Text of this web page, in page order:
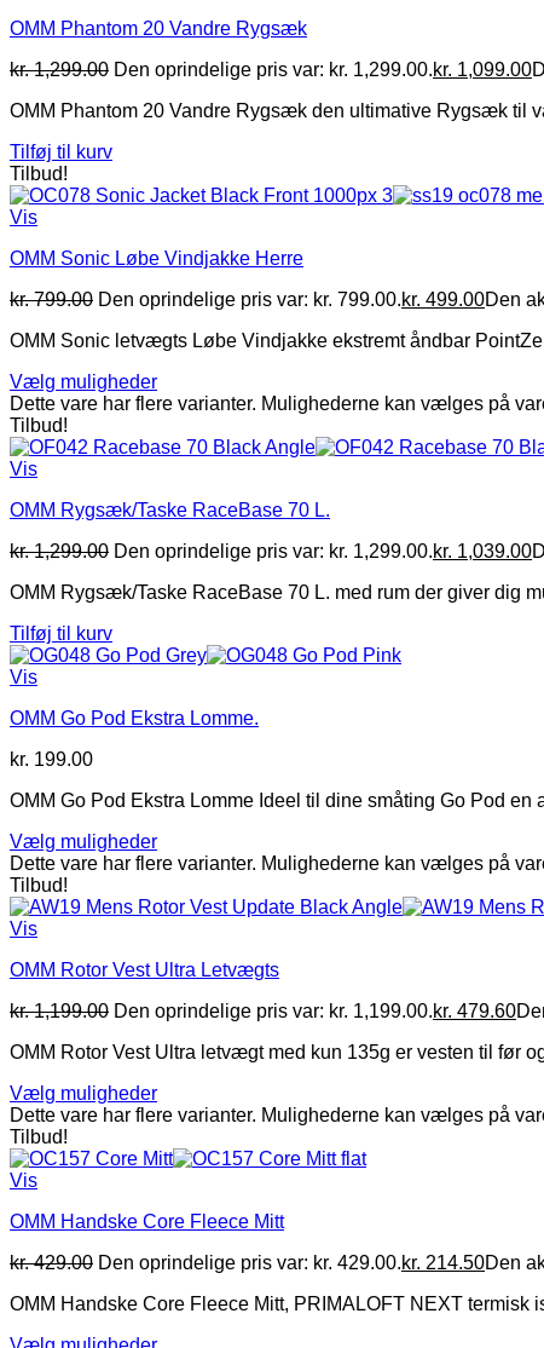
OMM Phantom 20 Vandre Rygsæk
kr.1,299.00 Den oprindelige pris var: kr. 1,299.00.kr. 1,099.00
OMM Phantom 20 Vandre Rygsæk den ultimative Rygsæk til
Tilføj til kurv
Tilbud!
Vis
OMM Sonic Løbe Vindjakke Herre
kr.799.00 Den oprindelige pris var: kr. 799.00.kr. 499.00Den
OMM Sonic letvægts Løbe Vindjakke ekstremt åndbar
Vælg muligheder
Dette vare har flere varianter. Mulighederne kan vælges på
Tilbud!
Vis
OMM Rygsæk/Taske RaceBase 70 L.
kr.1,299.00 Den oprindelige pris var: kr. 1,299.00.kr. 1,039.00
OMM Rygsæk/Taske RaceBase 70 L. med rum der giver dig
Tilføj til kurv
Vis
OMM Go Pod Ekstra Lomme.
kr. 199.00
OMM Go Pod Ekstra Lomme Ideel til dine småting Go Pod
Vælg muligheder
Dette vare har flere varianter. Mulighederne kan vælges på
Tilbud!
Vis
OMM Rotor Vest Ultra Letvægts
kr.1,199.00 Den oprindelige pris var: kr. 1,199.00.kr. 479.60
OMM Rotor Vest Ultra letvægt med kun 135g er vesten til før
Vælg muligheder
Dette vare har flere varianter. Mulighederne kan vælges på
Tilbud!
Vis
OMM Handske Core Fleece Mitt
kr.429.00 Den oprindelige pris var: kr. 429.00.kr. 214.50Den
OMM Handske Core Fleece Mitt, PRIMALOFT NEXT